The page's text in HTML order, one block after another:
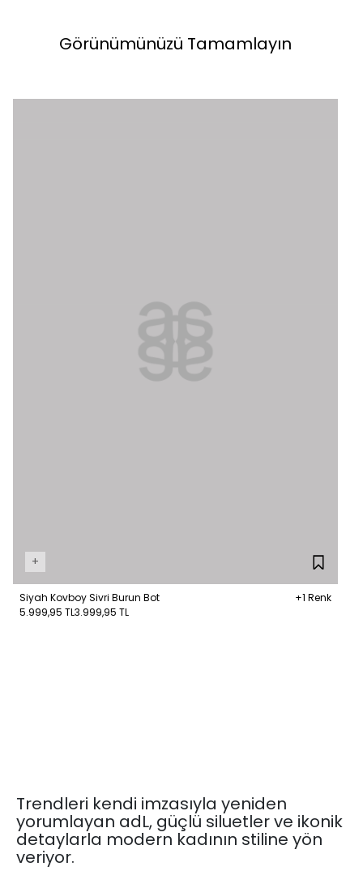
Görünümünüzü Tamamlayın
+
Siyah Kovboy Sivri Burun Bot
+1 Renk
5.999,95 TL3.999,95 TL
Trendleri kendi imzasıyla yeniden
yorumlayan adL, güçlü siluetler ve ikonik
detaylarla modern kadının stiline yön
veriyor.